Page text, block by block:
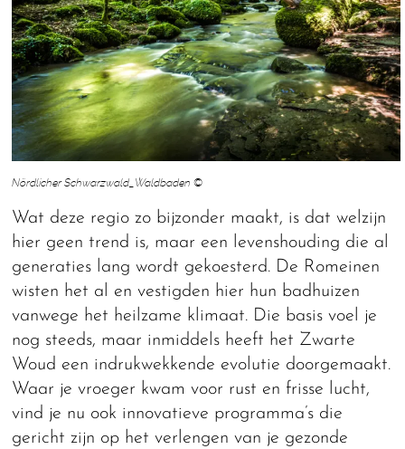
Nördlicher Schwarzwald_Waldbaden ©
Wat deze regio zo bijzonder maakt, is dat welzijn
hier geen trend is, maar een levenshouding die al
generaties lang wordt gekoesterd. De Romeinen
wisten het al en vestigden hier hun badhuizen
vanwege het heilzame klimaat. Die basis voel je
nog steeds, maar inmiddels heeft het Zwarte
Woud een indrukwekkende evolutie doorgemaakt.
Waar je vroeger kwam voor rust en frisse lucht,
vind je nu ook innovatieve programma’s die
gericht zijn op het verlengen van je gezonde